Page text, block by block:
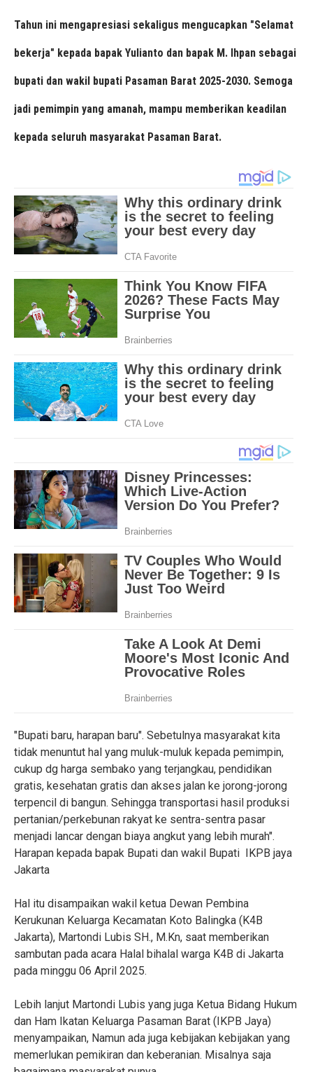
Tahun ini mengapresiasi sekaligus mengucapkan "Selamat
bekerja" kepada bapak Yulianto dan bapak M. Ihpan sebagai
bupati dan wakil bupati Pasaman Barat 2025-2030. Semoga
jadi pemimpin yang amanah, mampu memberikan keadilan
kepada seluruh masyarakat Pasaman Barat.
"Bupati baru, harapan baru". Sebetulnya masyarakat kita
tidak menuntut hal yang muluk-muluk kepada pemimpin,
cukup dg harga sembako yang terjangkau, pendidikan
gratis, kesehatan gratis dan akses jalan ke jorong-jorong
terpencil di bangun. Sehingga transportasi hasil produksi
pertanian/perkebunan rakyat ke sentra-sentra pasar
menjadi lancar dengan biaya angkut yang lebih murah".
Harapan kepada bapak Bupati dan wakil Bupati IKPB jaya
Jakarta
Hal itu disampaikan wakil ketua Dewan Pembina
Kerukunan Keluarga Kecamatan Koto Balingka (K4B
Jakarta), Martondi Lubis SH., M.Kn, saat memberikan
sambutan pada acara Halal bihalal warga K4B di Jakarta
pada minggu 06 April 2025.
Lebih lanjut Martondi Lubis yang juga Ketua Bidang Hukum
dan Ham Ikatan Keluarga Pasaman Barat (IKPB Jaya)
menyampaikan, Namun ada juga kebijakan kebijakan yang
memerlukan pemikiran dan keberanian. Misalnya saja